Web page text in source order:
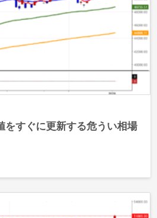
をすぐに更新する危うい相場